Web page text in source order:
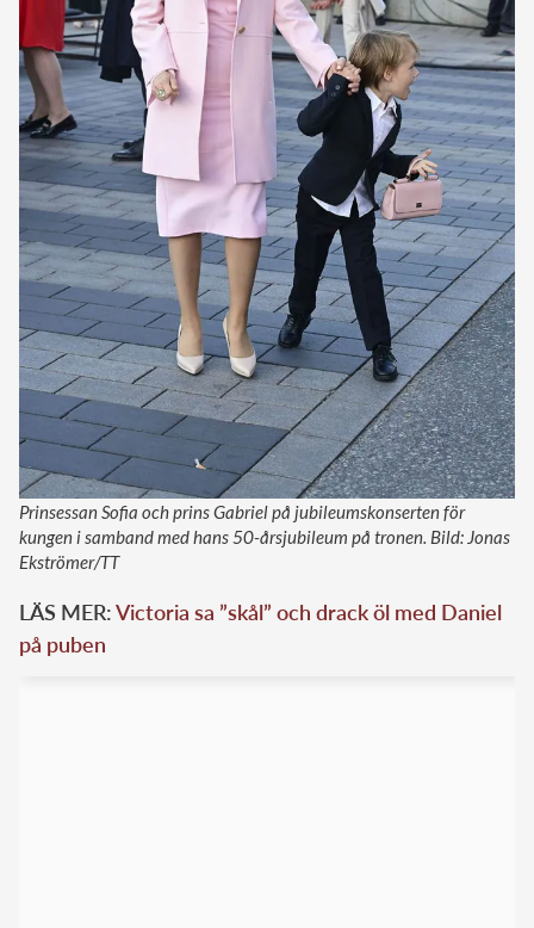
Prinsessan Sofia och prins Gabriel på jubileumskonserten för
kungen i samband med hans 50-årsjubileum på tronen. Bild: Jonas
Ekströmer/TT
LÄS MER:Victoria sa ”skål” och drack öl med Daniel
på puben